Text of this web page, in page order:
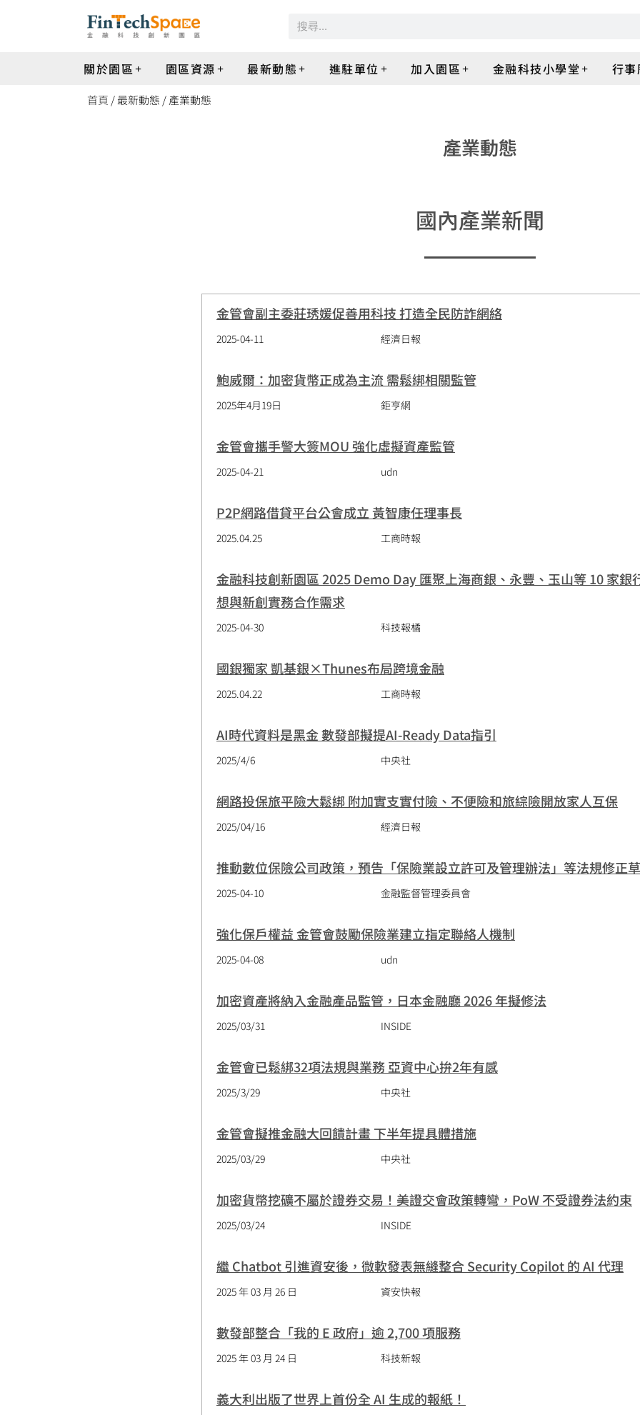
關於園區 園區資源 最新動態 進駐單位 加入園區 金融科技小學堂 行事
首頁 / 最新動態 / 產業動態
產業動態
國內產業新聞
金管會副主委莊琇媛促善用科技 打造全民防詐網絡
2025-04-11 經濟日報
鮑威爾：加密貨幣正成為主流 需鬆綁相關監管
2025年4月19日 鉅亨網
金管會攜手警大簽MOU 強化虛擬資產監管
2025-04-21 udn
P2P網路借貸平台公會成立 黃智康任理事長
2025.04.25 工商時報
金融科技創新園區 2025 Demo Day 匯聚上海商銀、永豐、玉山等 10 家銀
想與新創實務合作需求
2025-04-30 科技報橘
國銀獨家 凱基銀×Thunes布局跨境金融
2025.04.22 工商時報
AI時代資料是黑金 數發部擬提AI-Ready Data指引
2025/4/6 中央社
網路投保旅平險大鬆綁 附加實支實付險、不便險和旅綜險開放家人互保
2025/04/16 經濟日報
推動數位保險公司政策，預告「保險業設立許可及管理辦法」等法規修正
2025-04-10 金融監督管理委員會
強化保戶權益 金管會鼓勵保險業建立指定聯絡人機制
2025-04-08 udn
加密資產將納入金融產品監管，日本金融廳 2026 年擬修法
2025/03/31 INSIDE
金管會已鬆綁32項法規與業務 亞資中心拚2年有感
2025/3/29 中央社
金管會擬推金融大回饋計畫 下半年提具體措施
2025/03/29 中央社
加密貨幣挖礦不屬於證券交易！美證交會政策轉彎，PoW 不受證券法約束
2025/03/24 INSIDE
繼 Chatbot 引進資安後，微軟發表無縫整合 Security Copilot 的 AI 代理
2025 年 03 月 26 日 資安快報
數發部整合「我的 E 政府」逾 2,700 項服務
2025 年 03 月 24 日 科技新報
義大利出版了世界上首份全 AI 生成的報紙！